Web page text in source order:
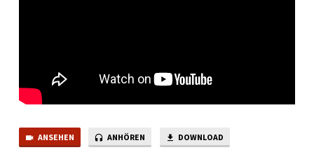
ANSEHEN ANHÖREN DOWNLOAD